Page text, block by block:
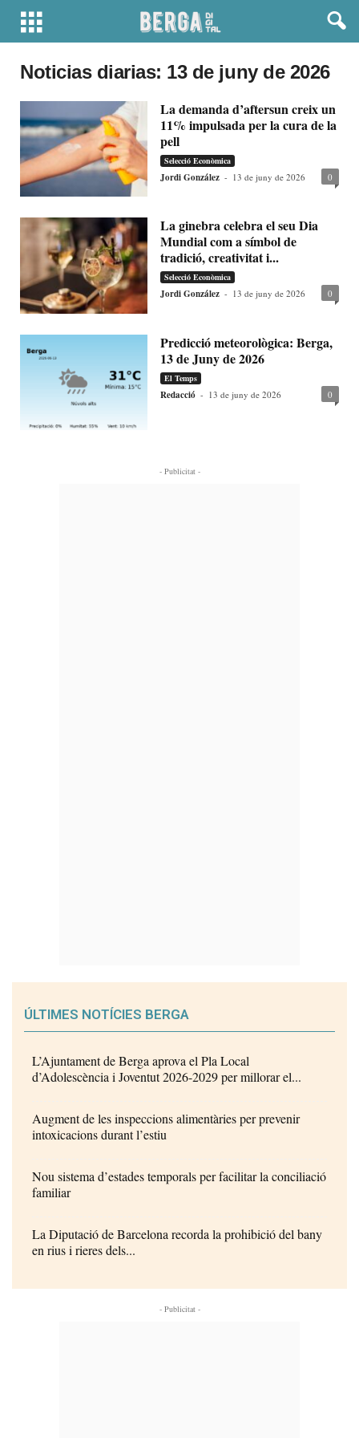
Noticias diarias: 13 de juny de 2026
La demanda d’aftersun creix un
11% impulsada per la cura de la
pell
Selecció Econòmica
Jordi González - 13 de juny de 2026 0
La ginebra celebra el seu Dia
Mundial com a símbol de
tradició, creativitat i...
Selecció Econòmica
Jordi González - 13 de juny de 2026 0
Predicció meteorològica: Berga,
13 de Juny de 2026
El Temps
Redacció - 13 de juny de 2026 0
- Publicitat -
ÚLTIMES NOTÍCIES BERGA
L’Ajuntament de Berga aprova el Pla Local
d’Adolescència i Joventut 2026-2029 per millorar el...
Augment de les inspeccions alimentàries per prevenir
intoxicacions durant l’estiu
Nou sistema d’estades temporals per facilitar la conciliació
familiar
La Diputació de Barcelona recorda la prohibició del bany
en rius i rieres dels...
- Publicitat -